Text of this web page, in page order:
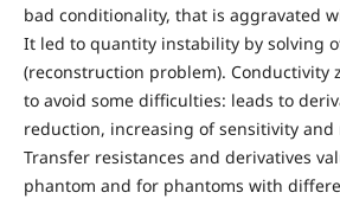
bad conditionality, that is aggravated
It led to quantity instability by solving
(reconstruction problem). Conductivity
to avoid some difficulties: leads to
reduction, increasing of sensitivity
Transfer resistances and derivatives
phantom and for phantoms with